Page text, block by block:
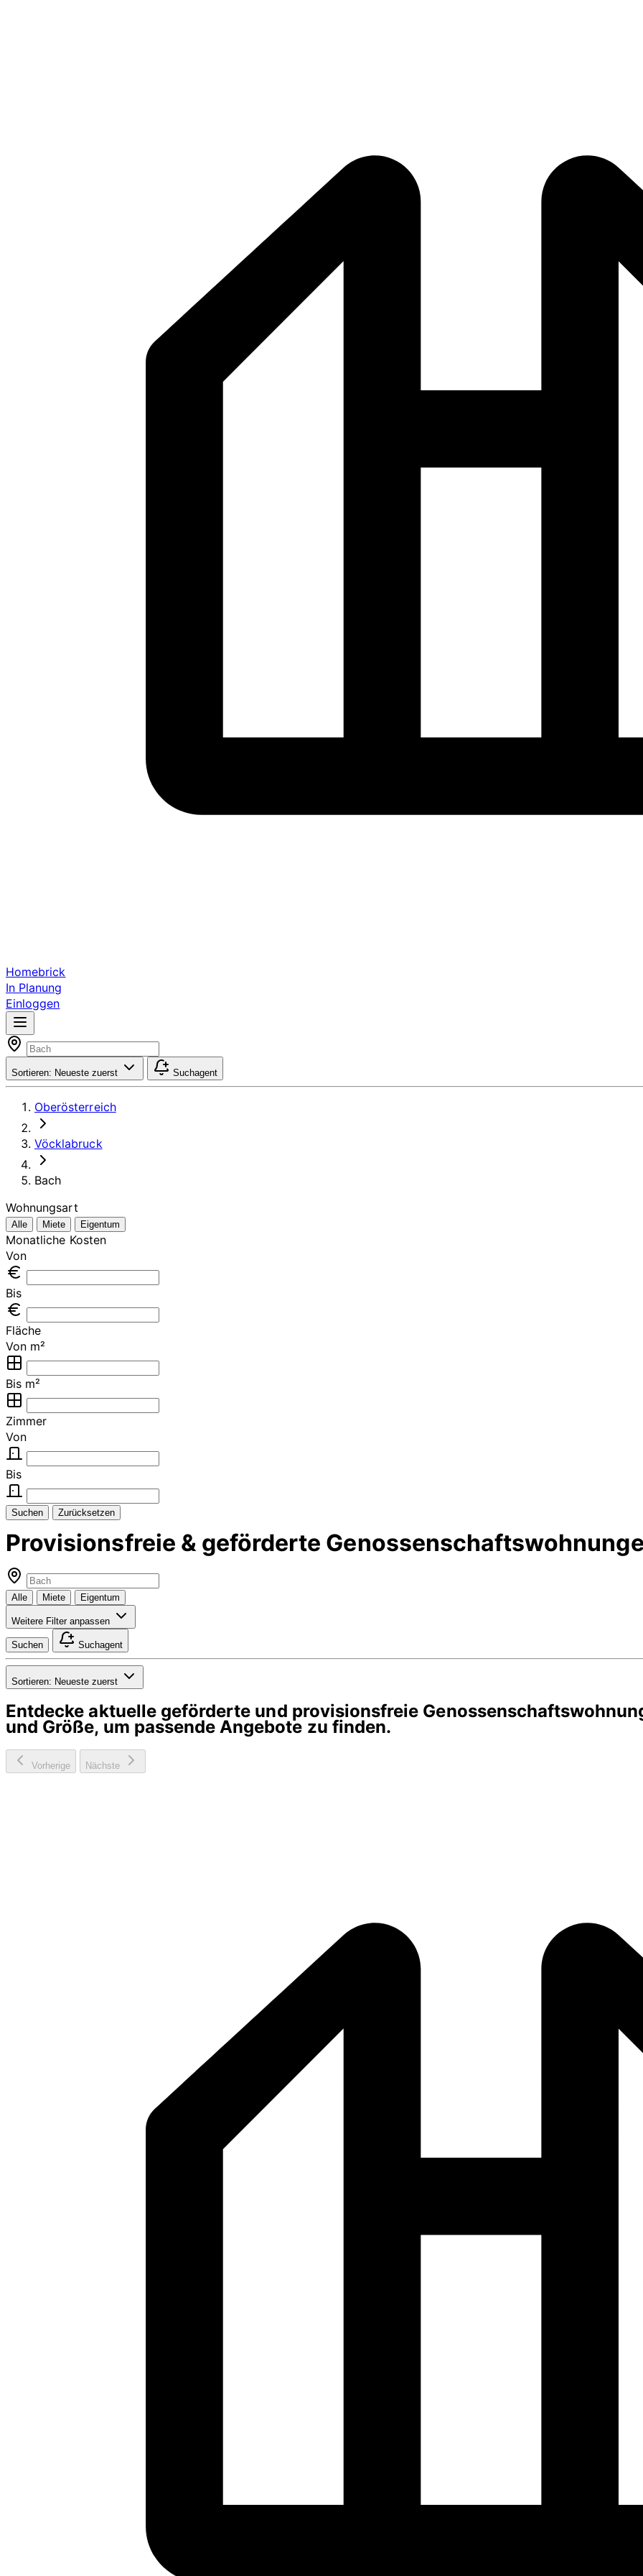
Homebrick
In Planung
Einloggen
Sortieren: Neueste zuerst Suchagent
Oberösterreich
Vöcklabruck
Bach
Wohnungsart
Alle Miete Eigentum
Monatliche Kosten
Von
Bis
Fläche
Von m²
Bis m²
Zimmer
Von
Bis
Suchen Zurücksetzen
Provisionsfreie & geförderte
Alle Miete Eigentum
Weitere Filter anpassen
Suchen Suchagent
Sortieren: Neueste zuerst
Entdecke aktuelle geförderte und provisionsfreie
und Größe, um passende Angebote zu finden.
Vorherige Nächste